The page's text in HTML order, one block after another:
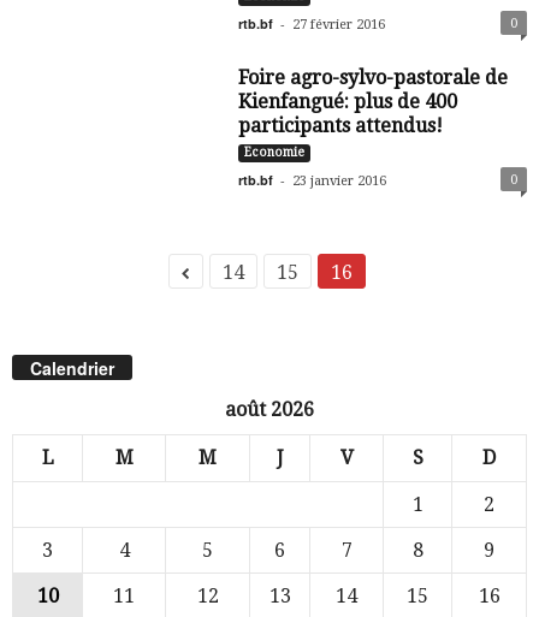
rtb.bf - 27 février 2016 0
Foire agro-sylvo-pastorale de
Kienfangué: plus de 400
participants attendus!
Economie
rtb.bf - 23 janvier 2016 0
14 15 16
Calendrier
août 2026
L M M J V S D
1
2
3
4 5 6 7 8
9
10
11 12 13 14 15
16